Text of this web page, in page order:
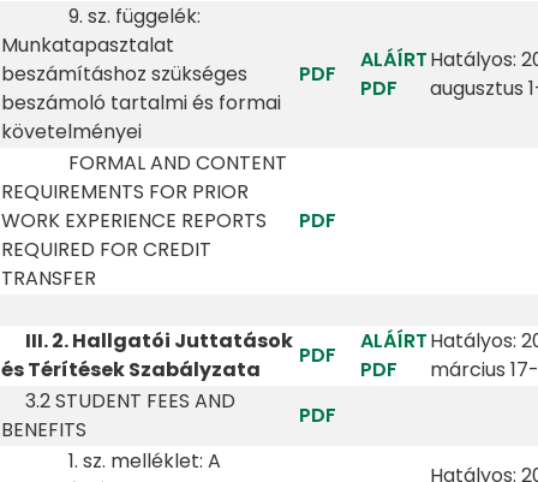
9. sz. függelék:
Munkatapasztalat
beszámításhoz szükséges
beszámoló tartalmi és formai
követelményei
PDF
ALÁÍRT
PDF
Hatályos:
augusztus
FORMAL AND CONTENT
REQUIREMENTS FOR PRIOR
WORK EXPERIENCE REPORTS
REQUIRED FOR CREDIT
TRANSFER
PDF
III. 2. Hallgatói Juttatások
és Térítések Szabályzata
PDF
ALÁÍRT
PDF
Hatályos:
március
3.2 STUDENT FEES AND
BENEFITS
PDF
1. sz. melléklet: A
Hatályos: